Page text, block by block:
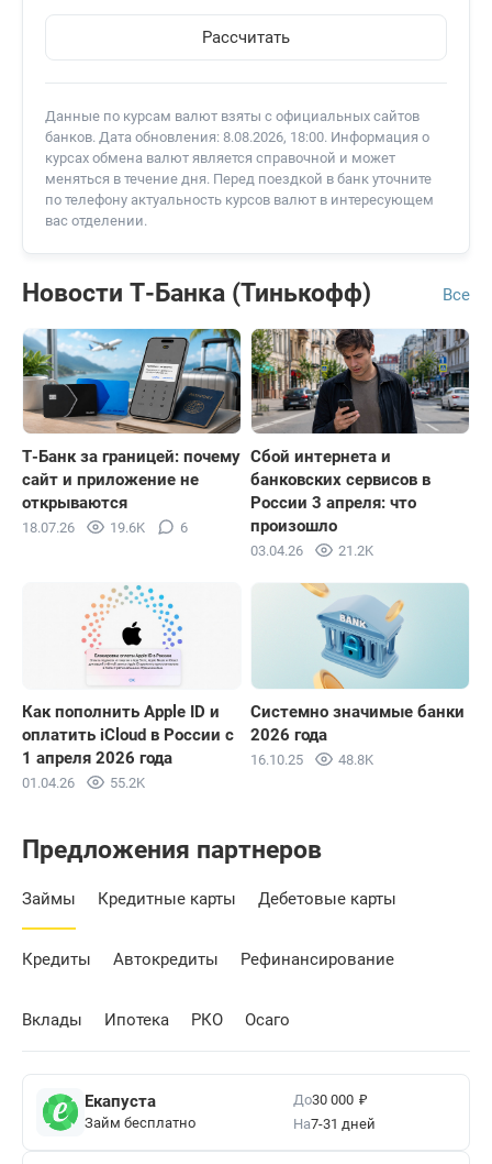
Рассчитать
Данные по курсам валют взяты с официальных сайтов
банков. Дата обновления: 8.08.2026, 18:00. Информация о
курсах обмена валют является справочной и может
меняться в течение дня. Перед поездкой в банк уточните
по телефону актуальность курсов валют в интересующем
вас отделении.
Новости Т-Банкa (Тинькофф) Все
Т-Банк за границей: почему
сайт и приложение не
открываются
18.07.26 19.6K 6
Сбой интернета и
банковских сервисов в
России 3 апреля: что
произошло
03.04.26 21.2K
Как пополнить Apple ID и
оплатить iCloud в России с
1 апреля 2026 года
01.04.26 55.2K
Системно значимые банки
2026 года
16.10.25 48.8K
Предложения партнеров
Займы Кредитные карты Дебетовые карты
Кредиты Автокредиты Рефинансирование
Вклады Ипотека РКО Осаго
Екапуста
Займ бесплатно
До30 000 ₽
На7-31 дней